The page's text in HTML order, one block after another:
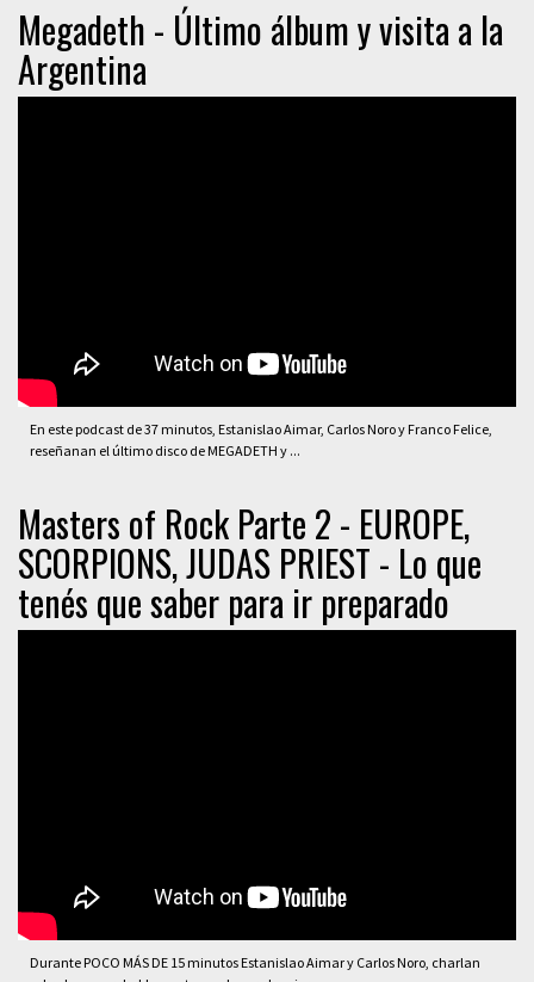
Megadeth - Último álbum y visita a la
Argentina
En este podcast de 37 minutos, Estanislao Aimar, Carlos Noro y Franco Felice,
reseñanan el último disco de MEGADETH y ...
Masters of Rock Parte 2 - EUROPE,
SCORPIONS, JUDAS PRIEST - Lo que
tenés que saber para ir preparado
Durante POCO MÁS DE 15 minutos Estanislao Aimar y Carlos Noro, charlan